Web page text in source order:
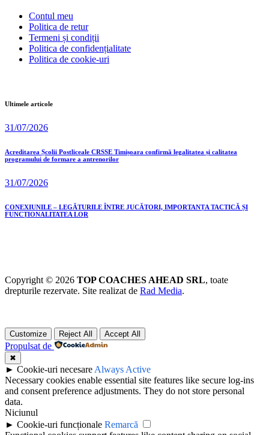
Contul meu
Politica de retur
Termeni și condiții
Politica de confidențialitate
Politica de cookie-uri
Ultimele articole
31/07/2026
Acreditarea Școlii Postliceale CRSSE Timișoara confirmă legalitatea și calitatea
programului de formare a antrenorilor
31/07/2026
CONEXIUNILE – LEGĂTURILE ÎNTRE JUCĂTORI, IMPORTANȚA TACTICĂ ȘI
FUNCȚIONALITATEA LOR
Copyright © 2026 TOP COACHES AHEAD SRL, toate
drepturile rezervate. Site realizat de Rad Media.
Customize Reject All Accept All
Propulsat de
✖
► Cookie-uri necesare Always Active
Necessary cookies enable essential site features like secure log-ins
and consent preference adjustments. They do not store personal
data.
Niciunul
► Cookie-uri funcționale Remarcă